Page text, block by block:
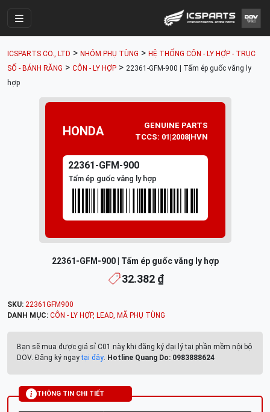
Cửa Hàng
Nhóm Phụ Tùng
Tài khoản
ICSPARTS CO., LTD > NHÓM PHỤ TÙNG > HỆ THỐNG CÔN - LY HỢP - TRỤC
SỐ - BÁNH RĂNG > CÔN - LY HỢP > 22361-GFM-900 | Tấm ép guốc văng ly
hợp
HONDA
GENUINE PARTS
TCCS: 01|2008|HVN
22361-GFM-900
Tấm ép guốc văng ly hợp
22361-GFM-900 | Tấm ép guốc văng ly hợp
32.382 ₫
SKU: 22361GFM900
DANH MỤC: CÔN - LY HỢP, LEAD, MÃ PHỤ TÙNG
Bạn sẽ mua được giá sỉ C01 này khi đăng ký đại lý tại phần mềm nội bộ
DOV. Đăng ký ngaytại đây. Hotline Quang Do: 0983888624
THÔNG TIN CHI TIẾT